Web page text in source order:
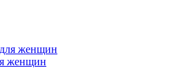
женщин